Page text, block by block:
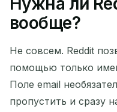
Ваш
Копировать
вообще?
Не совсем. Reddit
помощью только
Поле email
пропустить и сразу